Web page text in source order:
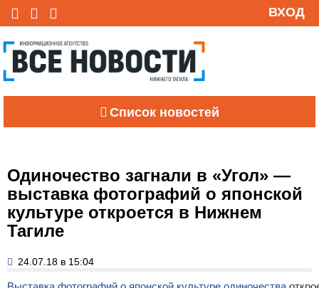
ВХОД
Список новостей
Одиночество загнали в «Угол» —
выставка фотографий о японской
культуре откроется в Нижнем
Тагиле
24.07.18 в 15:04